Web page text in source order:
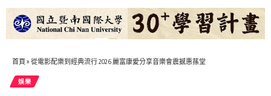
首頁 » 從電影配樂到經典流行 2026 麗富康愛分享音樂會震撼惠蓀堂
娛樂